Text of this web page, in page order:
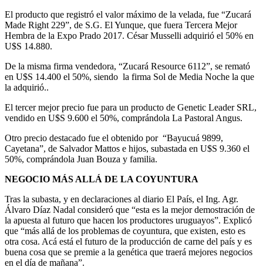
El producto que registró el valor máximo de la velada, fue “Zucará
Made Right 229”, de S.G. El Yunque, que fuera Tercera Mejor
Hembra de la Expo Prado 2017. César Musselli adquirió el 50% en
U$S 14.880.
De la misma firma vendedora, “Zucará Resource 6112”, se remató
en U$S 14.400 el 50%, siendo la firma Sol de Media Noche la que
la adquirió..
El tercer mejor precio fue para un producto de Genetic Leader SRL,
vendido en U$S 9.600 el 50%, comprándola La Pastoral Angus.
Otro precio destacado fue el obtenido por “Bayucuá 9899,
Cayetana”, de Salvador Mattos e hijos, subastada en U$S 9.360 el
50%, comprándola Juan Bouza y familia.
NEGOCIO MÁS ALLÁ DE LA COYUNTURA
Tras la subasta, y en declaraciones al diario El País, el Ing. Agr.
Álvaro Díaz Nadal consideró que “esta es la mejor demostración de
la apuesta al futuro que hacen los productores uruguayos”. Explicó
que “más allá de los problemas de coyuntura, que existen, esto es
otra cosa. Acá está el futuro de la producción de carne del país y es
buena cosa que se premie a la genética que traerá mejores negocios
en el día de mañana”.